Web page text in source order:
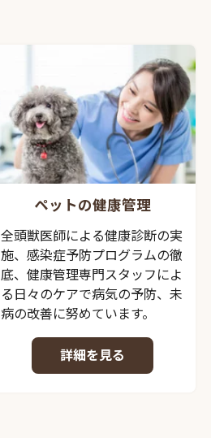
ペットの健康管理
全頭獣医師による健康診断の実
施、感染症予防プログラムの徹
底、健康管理専門スタッフによ
る日々のケアで病気の予防、未
病の改善に努めています。
詳細を見る